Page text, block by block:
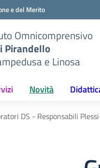
e del Merito
Omnicomprensivo
Pirandello
e Linosa
Novità
DS - Responsabili Plessi